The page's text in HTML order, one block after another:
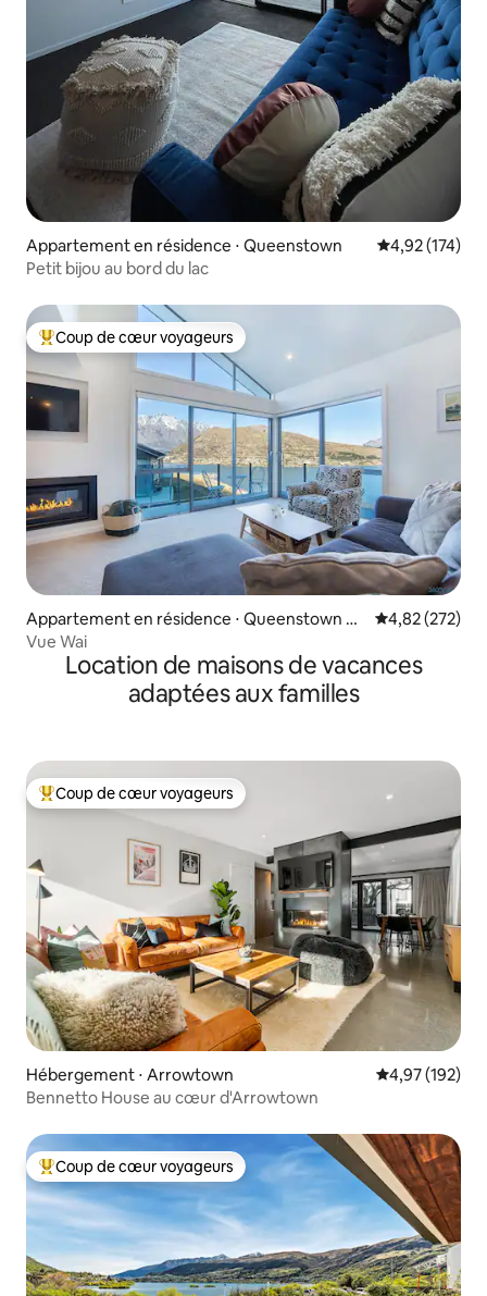
Appartement en résidence ⋅ Queenstown Évaluation
4,92 (174)
Petit bijou au bord du lac
Coups de cœur voyageurs les plus appréciés
Coup de cœur voyageurs
Appartement en résidence ⋅ Queenstown Hil
l
Évaluation
4,82 (272)
Vue Wai
Location de maisons de vacances
adaptées aux familles
Coups de cœur voyageurs les plus appréciés
Coup de cœur voyageurs
Hébergement ⋅ Arrowtown Évaluation
4,97 (192)
Bennetto House au cœur d'Arrowtown
Coups de cœur voyageurs les plus appréciés
Coup de cœur voyageurs